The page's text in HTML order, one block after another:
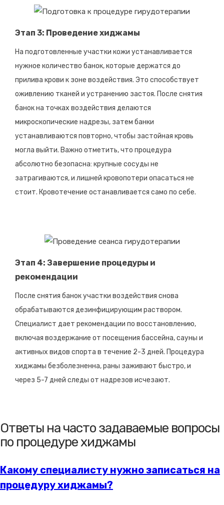
Этап 3: Проведение хиджамы
На подготовленные участки кожи устанавливается
нужное количество банок, которые держатся до
прилива крови к зоне воздействия. Это способствует
оживлению тканей и устранению застоя. После снятия
банок на точках воздействия делаются
микроскопические надрезы, затем банки
устанавливаются повторно, чтобы застойная кровь
могла выйти. Важно отметить, что процедура
абсолютно безопасна: крупные сосуды не
затрагиваются, и лишней кровопотери опасаться не
стоит. Кровотечение останавливается само по себе.
Этап 4: Завершение процедуры и
рекомендации
После снятия банок участки воздействия снова
обрабатываются дезинфицирующим раствором.
Специалист дает рекомендации по восстановлению,
включая воздержание от посещения бассейна, сауны и
активных видов спорта в течение 2-3 дней. Процедура
хиджамы безболезненна, раны заживают быстро, и
через 5-7 дней следы от надрезов исчезают.
Ответы на часто задаваемые вопросы
по процедуре хиджамы
Какому специалисту нужно записаться на
процедуру хиджамы?